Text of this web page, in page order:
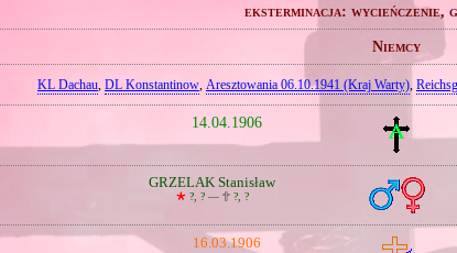
eksterminacja: wycieńczenie,
Niemcy
KL Dachau, DL Konstantinow, Aresztowania 06.10.1941 (Kraj Warty),
14.04.1906
GRZELAK Stanisław
🞲 ?, ? — 🕆?, ?
16.03.1906